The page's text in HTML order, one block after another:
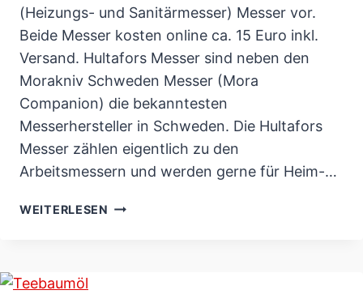
(Heizungs- und Sanitärmesser) Messer vor.
Beide Messer kosten online ca. 15 Euro inkl.
Versand. Hultafors Messer sind neben den
Morakniv Schweden Messer (Mora
Companion) die bekanntesten
Messerhersteller in Schweden. Die Hultafors
Messer zählen eigentlich zu den
Arbeitsmessern und werden gerne für Heim-…
WEITERLESEN HULTAFORS